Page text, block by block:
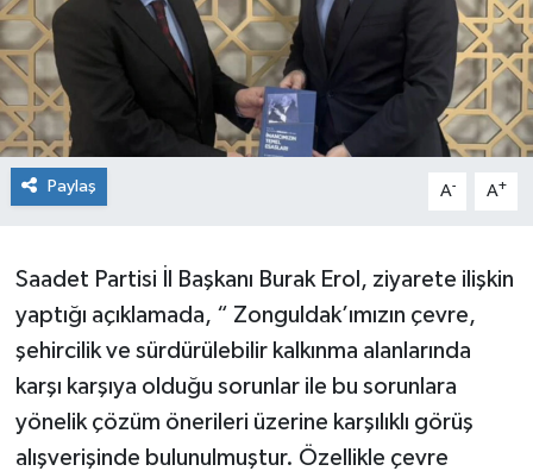
Paylaş A- A+
Saadet Partisi İl Başkanı Burak Erol, ziyarete ilişkin
yaptığı açıklamada, “ Zonguldak’ımızın çevre,
şehircilik ve sürdürülebilir kalkınma alanlarında
karşı karşıya olduğu sorunlar ile bu sorunlara
yönelik çözüm önerileri üzerine karşılıklı görüş
alışverişinde bulunulmuştur. Özellikle çevre
YAŞAM
Zonguldak